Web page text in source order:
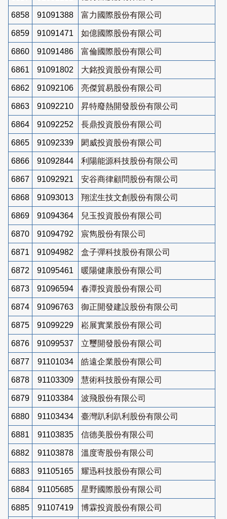
6858 91091388 富力國際股份有限公司
6859 91091471 如億國際股份有限公司
6860 91091486 富倫國際股份有限公司
6861 91091802 大銘投資股份有限公司
6862 91092106 亮傑貿易股份有限公司
6863 91092210 昇特廢熱開發股份有限公司
6864 91092252 長鼎投資股份有限公司
6865 91092339 閎威投資股份有限公司
6866 91092844 利陽能源科技股份有限公司
6867 91092921 安谷商律顧問股份有限公司
6868 91093013 翔浤生技文創股份有限公司
6869 91094364 兒玉投資股份有限公司
6870 91094792 宸雋股份有限公司
6871 91094982 盒子彈科技股份有限公司
6872 91095461 暖陽健康股份有限公司
6873 91096594 春潭投資股份有限公司
6874 91096763 御正開發建設股份有限公司
6875 91099229 崧展實業股份有限公司
6876 91099537 立璽開發股份有限公司
6877 91101034 皓遠企業股份有限公司
6878 91103309 慧術科技股份有限公司
6879 91103384 波飛股份有限公司
6880 91103434 臺灣趴利趴利股份有限公司
6881 91103835 信德美股份有限公司
6882 91103878 溫度寄股份有限公司
6883 91105165 耀迅科技股份有限公司
6884 91105685 星野國際股份有限公司
6885 91107419 博霖投資股份有限公司